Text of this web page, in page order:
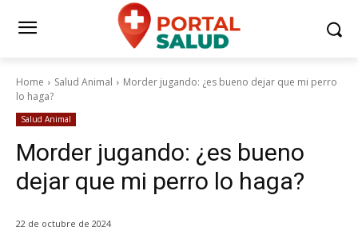
Home Salud Animal
Morder jugando: ¿es bueno dejar que mi perro
lo haga?
Salud Animal
Morder jugando: ¿es bueno
dejar que mi perro lo haga?
22 de octubre de 2024